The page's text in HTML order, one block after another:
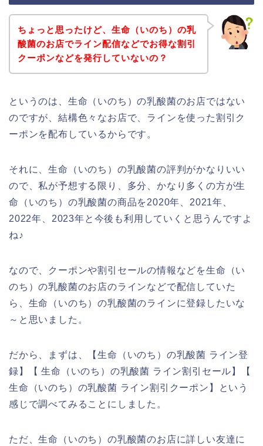
ちょっと思ったけど、生命（いのち）の乳
酸菌のお店でライン配信などでお得な割引
クーポンなどを発行していないの？
というのは、生命（いのち）の乳酸菌のお店ではない
のですが、結構色々なお店で、ラインを使った割引ク
ーポンを配布しているからです。
それに、生命（いのち）の乳酸菌の評判がかなりいい
ので、私が予想する限り、多分、かなり多くの方が生
命（いのち）の乳酸菌の商品を2020年、2021年、
2022年、2023年と今後も利用していくと思うんですよ
ね♪
なので、クーポンや割引セールの情報などを生命（い
のち）の乳酸菌のお店のラインなどで配信していた
ら、生命（いのち）の乳酸菌のラインに登録したいな
～と思いました。
だから、まずは、【生命（いのち）の乳酸菌 ライン登
録】【 生命（いのち）の乳酸菌 ライン割引セール】【
生命（いのち）の乳酸菌 ライン割引クーポン】という
感じで調べてみることにしました。
ただ、生命（いのち）の乳酸菌のお店に詳しい友達に